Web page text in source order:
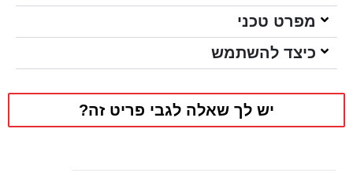
מפרט טכני
כיצד להשתמש
יש לך שאלה לגבי פריט זה?